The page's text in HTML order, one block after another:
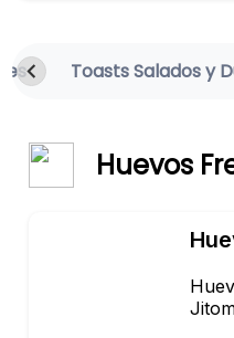
Toasts Salados y
Huevos